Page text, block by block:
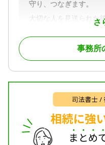
さ
守り、つなぎます。
大切な人を見送られた
理がつかない中で進め
が多いものです。
「何をしたらよいか分
配」と感じられる方が
申告を支援します。
また、生前対策では、
不動産の整理・保険活
未然に防ぎ、ご家族
事務所